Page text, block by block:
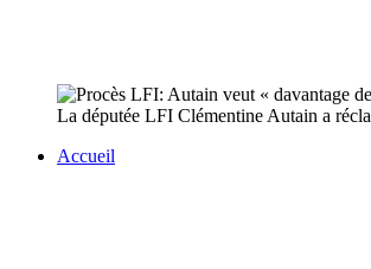
La députée LFI Clémentine Autain a
Accueil